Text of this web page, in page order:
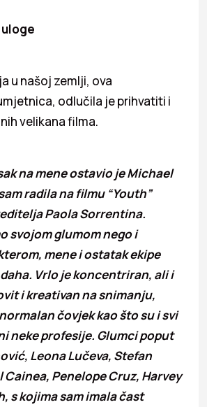
u našoj zemlji, ova
odlučila je prihvatiti i
velikana filma.
na mene ostavio je Michael
radila na filmu “Youth”
Paola Sorrentina.
svojom glumom nego i
mene i ostatak ekipe
Vrlo je koncentriran, ali i
i kreativan na snimanju,
čovjek kao što su i svi
neke profesije. Glumci poput
Leona Lučeva, Stefan
Cainea, Penelope Cruz, Harvey
s kojima sam imala čast